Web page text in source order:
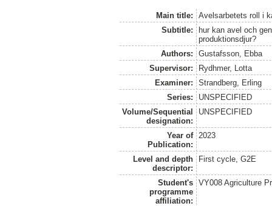
Main title:
Avelsarbetets roll i
Subtitle:
hur kan avel och
produktionsdjur?
Authors:
Gustafsson, Ebba
Supervisor:
Rydhmer, Lotta
Examiner:
Strandberg, Erling
Series:
UNSPECIFIED
Volume/Sequential
designation:
UNSPECIFIED
Year of
Publication:
2023
Level and depth
descriptor:
First cycle, G2E
Student's
programme
affiliation:
VY008 Agriculture